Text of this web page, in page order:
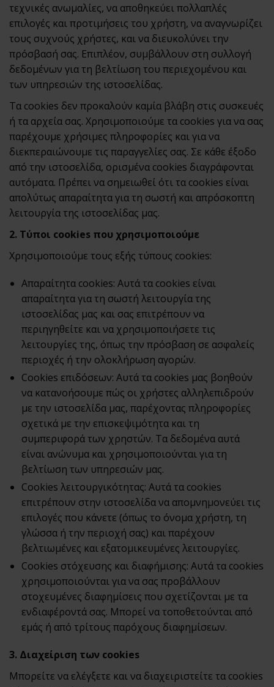
τεχνικές ανωμαλίες, να αποθηκεύει πολλαπλές
επιλογές και προτιμήσεις του χρήστη, να αναγνωρίζει
τους συχνούς χρήστες, και να διευκολύνει την
πρόσβασή σας. Επιπλέον, συμβάλλουν στη συλλογή
δεδομένων για τη βελτίωση του περιεχομένου και
των υπηρεσιών της ιστοσελίδας.
Τα cookies δεν προκαλούν καμία βλάβη στις συσκευές
ή τα αρχεία σας. Χρησιμοποιούμε τα cookies για να σας
παρέχουμε χρήσιμες πληροφορίες και για να
διεκπεραιώνουμε τις παραγγελίες σας. Σε κάθε έξοδο
από την ιστοσελίδα, ορισμένα cookies διαγράφονται
αυτόματα. Πρέπει να σημειωθεί ότι τα cookies είναι
απολύτως απαραίτητα για τη σωστή και απρόσκοπτη
λειτουργία της ιστοσελίδας μας.
2. Τύποι cookies που χρησιμοποιούμε
Χρησιμοποιούμε τους εξής τύπους cookies:
Απαραίτητα cookies: Αυτά τα cookies είναι
απαραίτητα για τη σωστή λειτουργία της
ιστοσελίδας μας και σας επιτρέπουν να
περιηγηθείτε και να χρησιμοποιήσετε τις
λειτουργίες της, όπως την πρόσβαση σε ασφαλείς
περιοχές ή την ολοκλήρωση αγορών.
Cookies επιδόσεων: Αυτά τα cookies μας βοηθούν
να κατανοήσουμε πώς οι χρήστες αλληλεπιδρούν
με την ιστοσελίδα μας, παρέχοντας πληροφορίες
σχετικά με την επισκεψιμότητα και τη
συμπεριφορά των χρηστών. Τα δεδομένα αυτά
είναι ανώνυμα και χρησιμοποιούνται για τη
βελτίωση των υπηρεσιών μας.
Cookies λειτουργικότητας: Αυτά τα cookies
επιτρέπουν στην ιστοσελίδα να απομνημονεύει τις
επιλογές που κάνετε (όπως το όνομα χρήστη, τη
γλώσσα ή την περιοχή σας) και παρέχουν
βελτιωμένες και εξατομικευμένες λειτουργίες.
Cookies στόχευσης και διαφήμισης: Αυτά τα cookies
χρησιμοποιούνται για να σας προβάλλουν
στοχευμένες διαφημίσεις που σχετίζονται με τα
ενδιαφέροντά σας. Μπορεί να τοποθετούνται από
εμάς ή από τρίτους παρόχους διαφημίσεων.
3. Διαχείριση των cookies
Μπορείτε να ελέγξετε και να διαχειριστείτε τα cookies